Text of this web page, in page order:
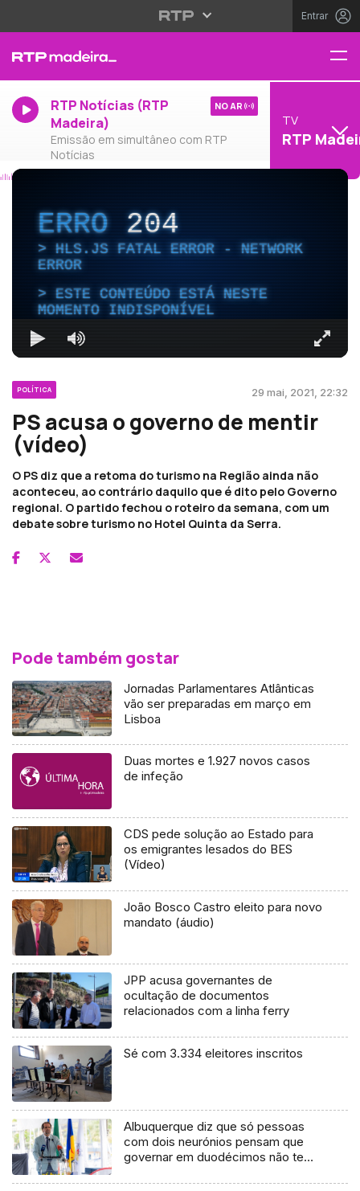
Entrar
RTP Notícias (RTP
Madeira)
Emissão em simultâneo com RTP
Notícias
NO AR
TV
RTP
ERRO204
HLS.JS FATAL ERROR - NETWORK
ERROR
ESTE CONTEÚDO ESTÁ NESTE
MOMENTO INDISPONÍVEL
POLÍTICA 29 mai, 2021, 22:32
PS acusa o governo de mentir
(vídeo)
O PS diz que a retoma do turismo na Região ainda não
aconteceu, ao contrário daquilo que é dito pelo Governo
regional. O partido fechou o roteiro da semana, com um
debate sobre turismo no Hotel Quinta da Serra.
Pode também gostar
Jornadas Parlamentares Atlânticas
vão ser preparadas em março em
Lisboa
Duas mortes e 1.927 novos casos
de infeção
CDS pede solução ao Estado para
os emigrantes lesados do BES
(Vídeo)
João Bosco Castro eleito para novo
mandato (áudio)
JPP acusa governantes de
ocultação de documentos
relacionados com a linha ferry
Sé com 3.334 eleitores inscritos
Albuquerque diz que só pessoas
com dois neurónios pensam que
governar em duodécimos não tem